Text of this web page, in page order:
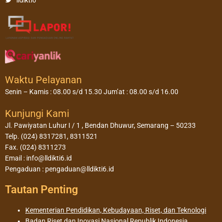
Waktu Pelayanan
Senin – Kamis : 08.00 s/d 15.30 Jum’at : 08.00 s/d 16.00
Kunjungi Kami
Jl. Pawiyatan Luhur I / 1 , Bendan Dhuwur, Semarang – 50233
Telp. (024) 8317281, 8311521
Fax. (024) 8311273
Email : info@lldikti6.id
Pengaduan : pengaduan@lldikti6.id
Tautan Penting
Kementerian Pendidikan, Kebudayaan, Riset, dan Teknologi